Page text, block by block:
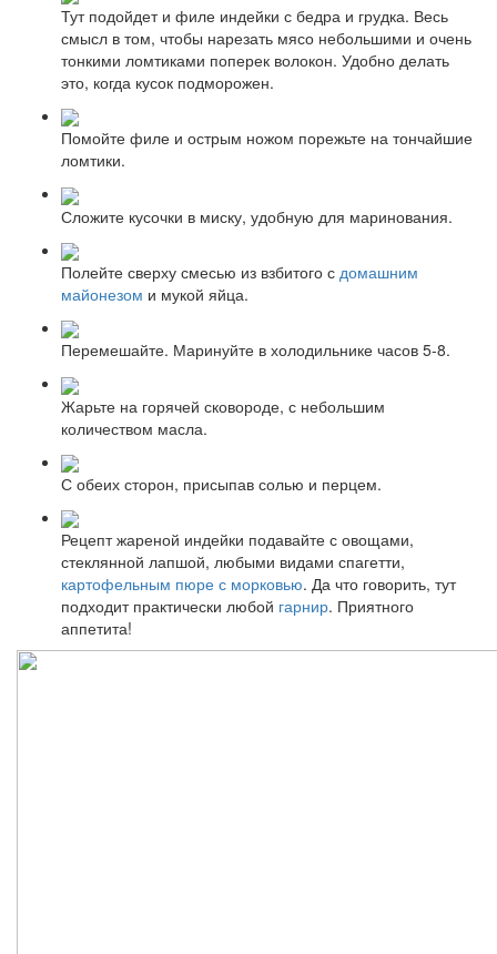
Тут подойдет и филе индейки с бедра и грудка. Весь
смысл в том, чтобы нарезать мясо небольшими и очень
тонкими ломтиками поперек волокон. Удобно делать
это, когда кусок подморожен.
Помойте филе и острым ножом порежьте на тончайшие
ломтики.
Сложите кусочки в миску, удобную для маринования.
Полейте сверху смесью из взбитого с домашним
майонезом и мукой яйца.
Перемешайте. Маринуйте в холодильнике часов 5-8.
Жарьте на горячей сковороде, с небольшим
количеством масла.
С обеих сторон, присыпав солью и перцем.
Рецепт жареной индейки подавайте с овощами,
стеклянной лапшой, любыми видами спагетти,
картофельным пюре с морковью. Да что говорить, тут
подходит практически любой гарнир. Приятного
аппетита!